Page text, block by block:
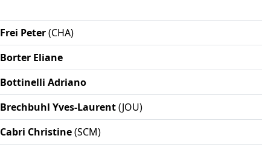
Frei Peter(CHA)
Borter Eliane
Bottinelli Adriano
Brechbuhl Yves-Laurent(JOU)
Cabri Christine(SCM)